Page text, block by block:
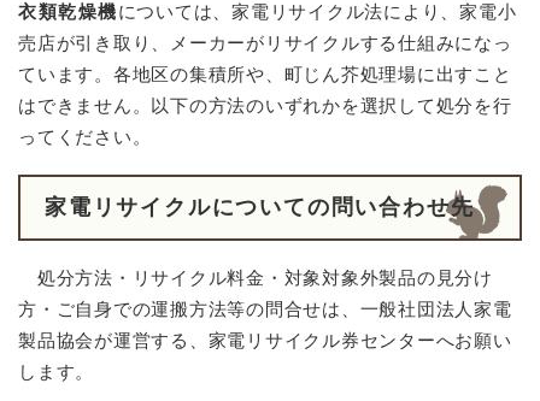
衣類乾燥機については、家電リサイクル法により、家電小
売店が引き取り、メーカーがリサイクルする仕組みになっ
ています。各地区の集積所や、町じん芥処理場に出すこと
はできません。以下の方法のいずれかを選択して処分を行
ってください。
家電リサイクルについての問い合わせ先
処分方法・リサイクル料金・対象対象外製品の見分け
方・ご自身での運搬方法等の問合せは、一般社団法人家電
製品協会が運営する、家電リサイクル券センターへお願い
します。